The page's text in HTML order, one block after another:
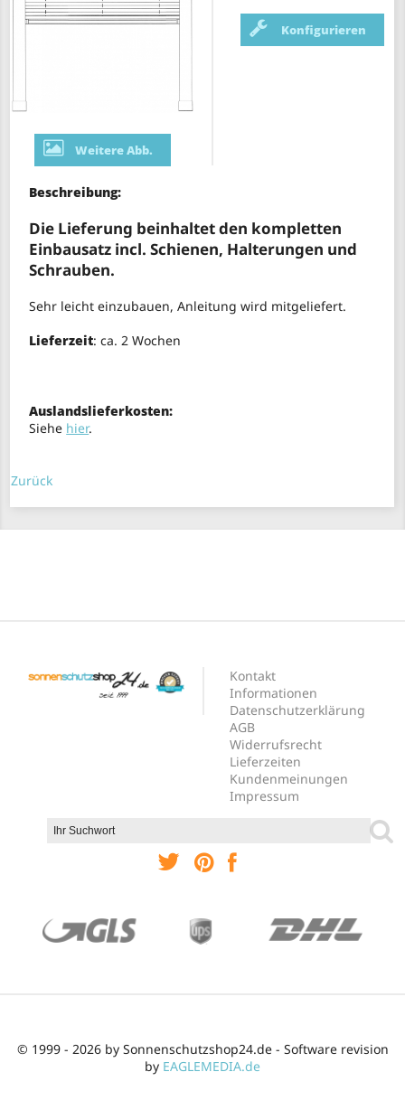
Weitere Abb.
Konfigurieren
Beschreibung:
Die Lieferung beinhaltet den kompletten
Einbausatz incl. Schienen, Halterungen und
Schrauben.
Sehr leicht einzubauen, Anleitung wird mitgeliefert.
Lieferzeit: ca. 2 Wochen
Auslandslieferkosten:
Siehe hier.
Zurück
Kontakt
Informationen
Datenschutzerklärung
AGB
Widerrufsrecht
Lieferzeiten
Kundenmeinungen
Impressum
© 1999 - 2026 by Sonnenschutzshop24.de - Software revision
by EAGLEMEDIA.de